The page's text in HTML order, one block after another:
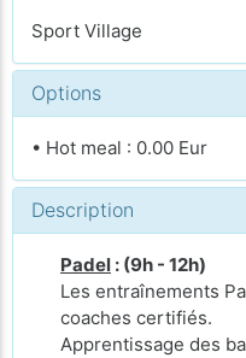
Sport Village
Options
• Hot meal : 0.00 Eur
Description
Padel : (9h - 12h)
Les entraînements
coaches certifiés.
Apprentissage des